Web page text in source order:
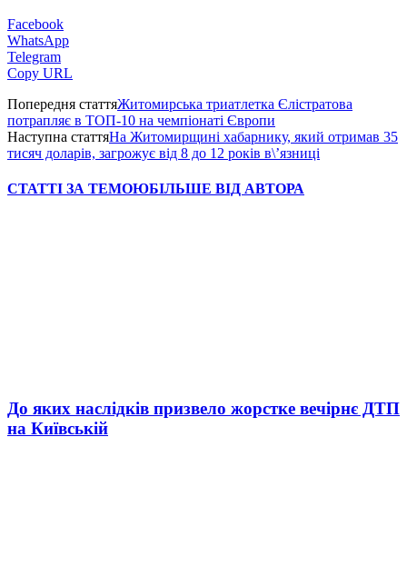
Facebook
WhatsApp
Telegram
Copy URL
Попередня статтяЖитомирська триатлетка Єлістратова
потрапляє в ТОП-10 на чемпіонаті Європи
Наступна статтяНа Житомирщині хабарнику, який отримав 35
тисяч доларів, загрожує від 8 до 12 років в\’язниці
СТАТТІ ЗА ТЕМОЮБІЛЬШЕ ВІД АВТОРА
До яких наслідків призвело жорстке вечірнє ДТП
на Київській